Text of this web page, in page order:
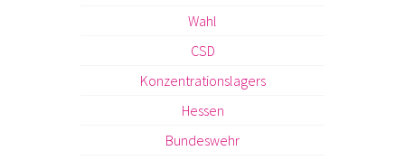
Wahl
CSD
Konzentrationslagers
Hessen
Bundeswehr